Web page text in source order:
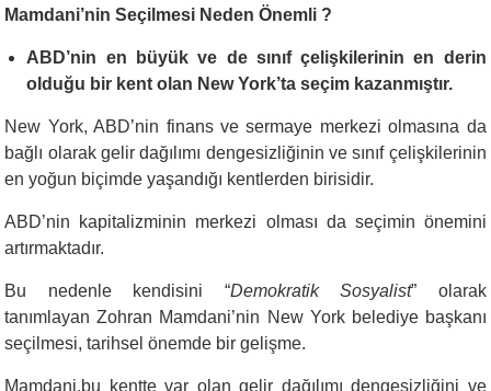
Mamdani’nin Seçilmesi Neden Önemli ?
ABD’nin en büyük ve de sınıf çelişkilerinin en derin
olduğu bir kent olan New York’ta seçim kazanmıştır.
New York, ABD’nin finans ve sermaye merkezi olmasına da
bağlı olarak gelir dağılımı dengesizliğinin ve sınıf çelişkilerinin
en yoğun biçimde yaşandığı kentlerden birisidir.
ABD’nin kapitalizminin merkezi olması da seçimin önemini
artırmaktadır.
Bu nedenle kendisini “Demokratik Sosyalist” olarak
tanımlayan Zohran Mamdani’nin New York belediye başkanı
seçilmesi, tarihsel önemde bir gelişme.
Mamdani,bu kentte var olan gelir dağılımı dengesizliğini ve